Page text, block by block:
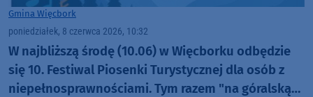
Gmina Więcbork
poniedziałek, 8 czerwca 2026, 10:32
W najbliższą środę (10.06) w Więcborku odbędzie
się 10. Festiwal Piosenki Turystycznej dla osób z
niepełnosprawnościami. Tym razem "na góralską